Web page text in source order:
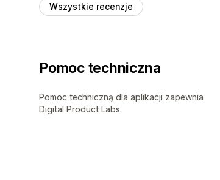
Wszystkie recenzje
Pomoc techniczna
Pomoc techniczną dla aplikacji zapewnia
Digital Product Labs.